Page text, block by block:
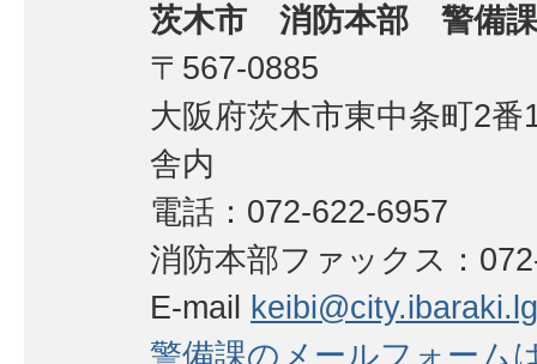
茨木市 消防本部 警備課
〒567-0885
大阪府茨木市東中条町2
舎内
電話：072-622-6957
消防本部ファックス：
E-mail
警備課のメールフォーム